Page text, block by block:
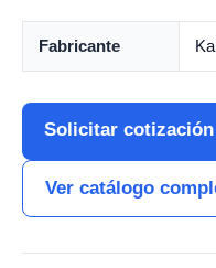
Fabricante
Solicitar cotización
Ver catálogo